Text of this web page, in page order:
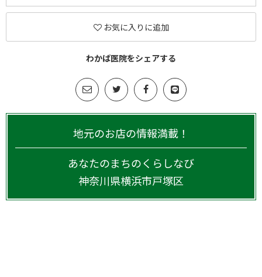
お気に入りに追加
わかば医院をシェアする
地元のお店の情報満載！
あなたのまちのくらしなび
神奈川県横浜市戸塚区